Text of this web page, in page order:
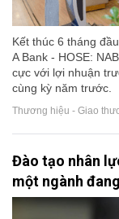
Kết thúc 6 tháng
A Bank - HOSE:
cực với lợi nhuận
cùng kỳ năm trước.
Thương hiệu - Giao
Đào tạo nhân
một ngành